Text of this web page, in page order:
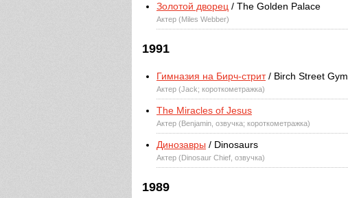
Золотой дворец / The Golden Palace
Актер (Miles Webber)
1991
Гимназия на Бирч-стрит/ Birch Street Gym
Актер (Jack; короткометражка)
The Miracles of Jesus
Актер (Benjamin, озвучка; короткометражка)
Динозавры / Dinosaurs
Актер (Dinosaur Chief, озвучка)
1989